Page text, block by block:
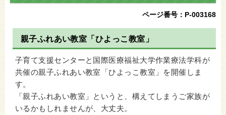
ページ番号：P-003168
親子ふれあい教室「ひよっこ教室」
子育て支援センターと国際医療福祉大学作業療法学科が
共催の親子ふれあい教室「ひよっこ教室」を開催しま
す。
「親子ふれあい教室」というと、構えてしまうご家族が
いるかもしれませんが、大丈夫。